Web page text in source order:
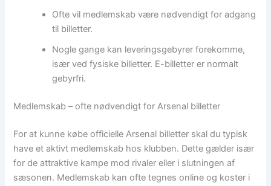
Ofte vil medlemskab være nødvendigt for adgang
til billetter.
Nogle gange kan leveringsgebyrer forekomme,
især ved fysiske billetter. E-billetter er normalt
gebyrfri.
Medlemskab – ofte nødvendigt for Arsenal billetter
For at kunne købe officielle Arsenal billetter skal du typisk
have et aktivt medlemskab hos klubben. Dette gælder især
for de attraktive kampe mod rivaler eller i slutningen af
sæsonen. Medlemskab kan ofte tegnes online og koster i